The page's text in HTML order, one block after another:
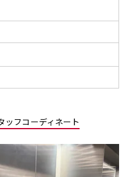
ッフコーディネート